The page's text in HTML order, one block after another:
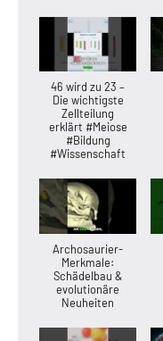
46 wird zu 23 –
Die wichtigste
Zellteilung
erklärt #Meiose
#Bildung
#Wissenschaft
Archosaurier-
Merkmale:
Schädelbau &
evolutionäre
Neuheiten